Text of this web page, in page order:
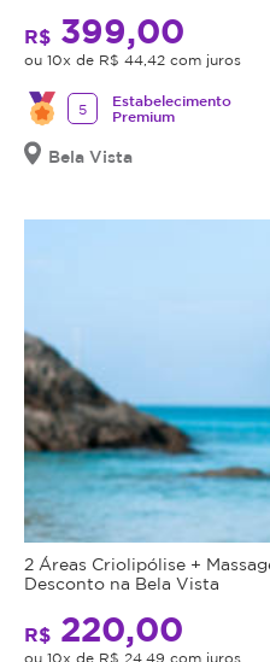
R$ 399,00
ou 10x de R$ 44,42 com juros
5
Estabelecimento
Premium
Bela Vista
2 Áreas Criolipólise +
Desconto na Bela Vista
R$ 220,00
ou 10x de R$ 24,49 com juros